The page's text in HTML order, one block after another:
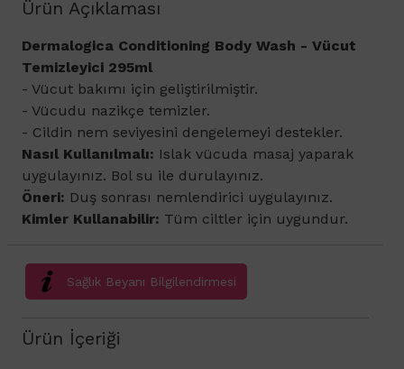
Ürün Açıklaması
​Dermalogica Conditioning Body Wash - Vücut
Temizleyici 295ml
- Vücut bakımı için geliştirilmiştir.
- Vücudu nazikçe temizler.
- Cildin nem seviyesini dengelemeyi destekler.
Nasıl Kullanılmalı: Islak vücuda masaj yaparak
uygulayınız. Bol su ile durulayınız.
Öneri: Duş sonrası nemlendirici uygulayınız.
Kimler Kullanabilir: Tüm ciltler için uygundur.
Sağlık Beyanı Bilgilendirmesi
Ürün İçeriği